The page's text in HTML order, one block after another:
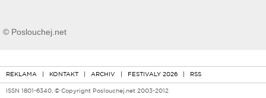
© Poslouchej.net
REKLAMA | KONTAKT | ARCHIV | FESTIVALY 2026 | RSS
ISSN 1801-6340, © Copyright Poslouchej.net 2003-2012